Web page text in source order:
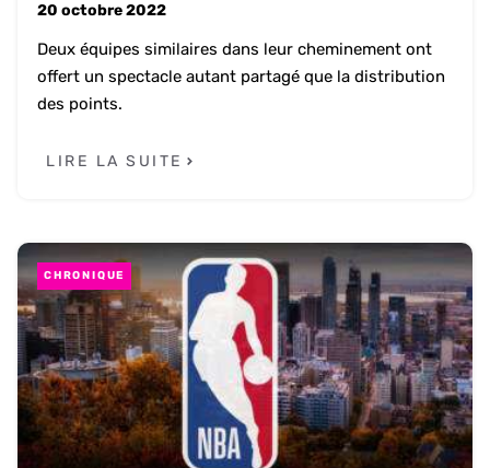
20 octobre 2022
Deux équipes similaires dans leur cheminement ont
offert un spectacle autant partagé que la distribution
des points.
LIRE LA SUITE
CHRONIQUE